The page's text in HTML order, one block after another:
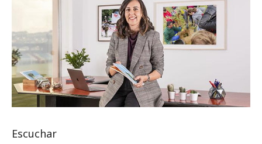
Escuchar